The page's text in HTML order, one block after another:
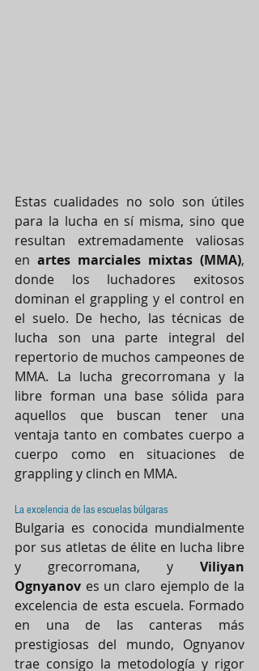
Estas cualidades no solo son útiles
para la lucha en sí misma, sino que
resultan extremadamente valiosas
en artes marciales mixtas (MMA),
donde los luchadores exitosos
dominan el grappling y el control en
el suelo. De hecho, las técnicas de
lucha son una parte integral del
repertorio de muchos campeones de
MMA. La lucha grecorromana y la
libre forman una base sólida para
aquellos que buscan tener una
ventaja tanto en combates cuerpo a
cuerpo como en situaciones de
grappling y clinch en MMA.
La excelencia de las escuelas búlgaras
Bulgaria es conocida mundialmente
por sus atletas de élite en lucha libre
y grecorromana, y Viliyan
Ognyanov es un claro ejemplo de la
excelencia de esta escuela. Formado
en una de las canteras más
prestigiosas del mundo, Ognyanov
trae consigo la metodología y rigor